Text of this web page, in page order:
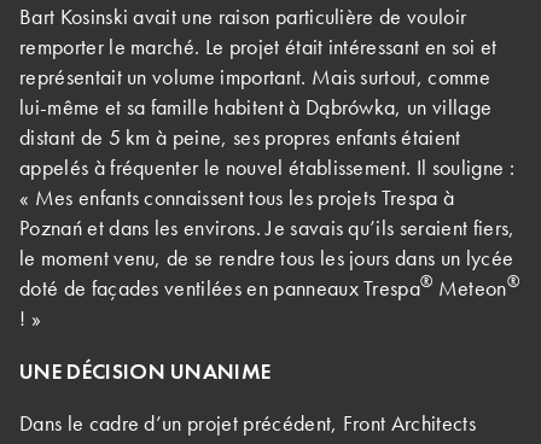
Bart Kosinski avait une raison particulière de vouloir
remporter le marché. Le projet était intéressant en soi et
représentait un volume important. Mais surtout, comme
lui-même et sa famille habitent à Dąbrówka, un village
distant de 5 km à peine, ses propres enfants étaient
appelés à fréquenter le nouvel établissement. Il souligne :
« Mes enfants connaissent tous les projets Trespa à
Poznań et dans les environs. Je savais qu’ils seraient fiers,
le moment venu, de se rendre tous les jours dans un lycée
doté de façades ventilées en panneaux Trespa® Meteon®
! »
UNE DÉCISION UNANIME
Dans le cadre d’un projet précédent, Front Architects